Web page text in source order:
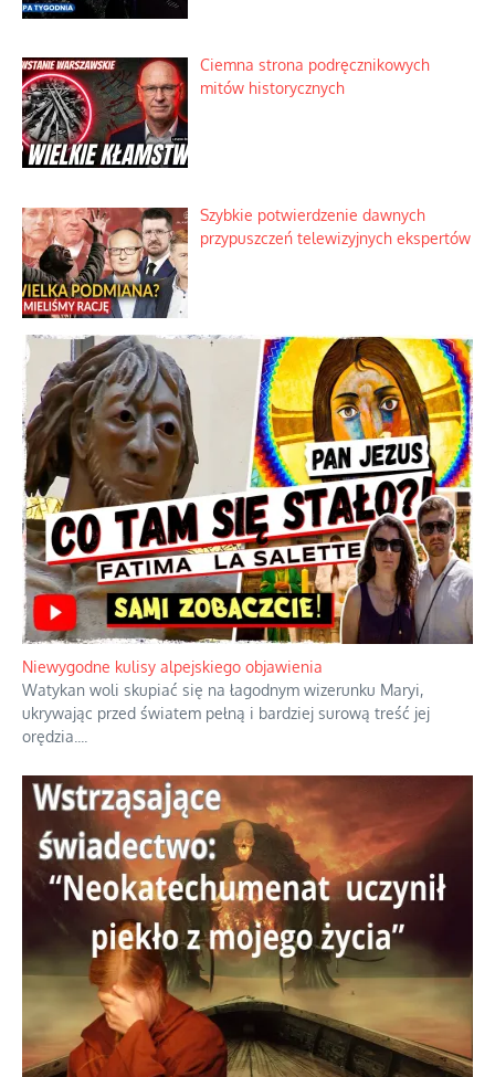
Ciemna strona podręcznikowych
mitów historycznych
Szybkie potwierdzenie dawnych
przypuszczeń telewizyjnych ekspertów
Niewygodne kulisy alpejskiego objawienia
Watykan woli skupiać się na łagodnym wizerunku Maryi,